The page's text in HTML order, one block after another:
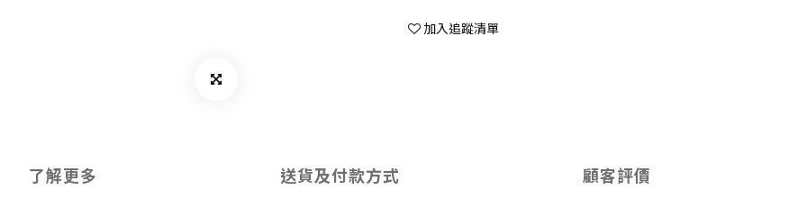
加入追蹤清單
了解更多 送貨及付款方式 顧客評價